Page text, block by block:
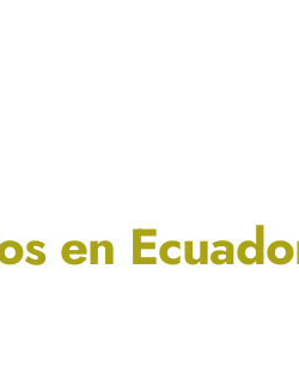
en